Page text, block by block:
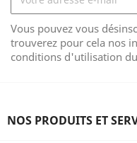
Vous pouvez vous
trouverez pour cela nos
conditions d'utilisation
NOS PRODUITS ET